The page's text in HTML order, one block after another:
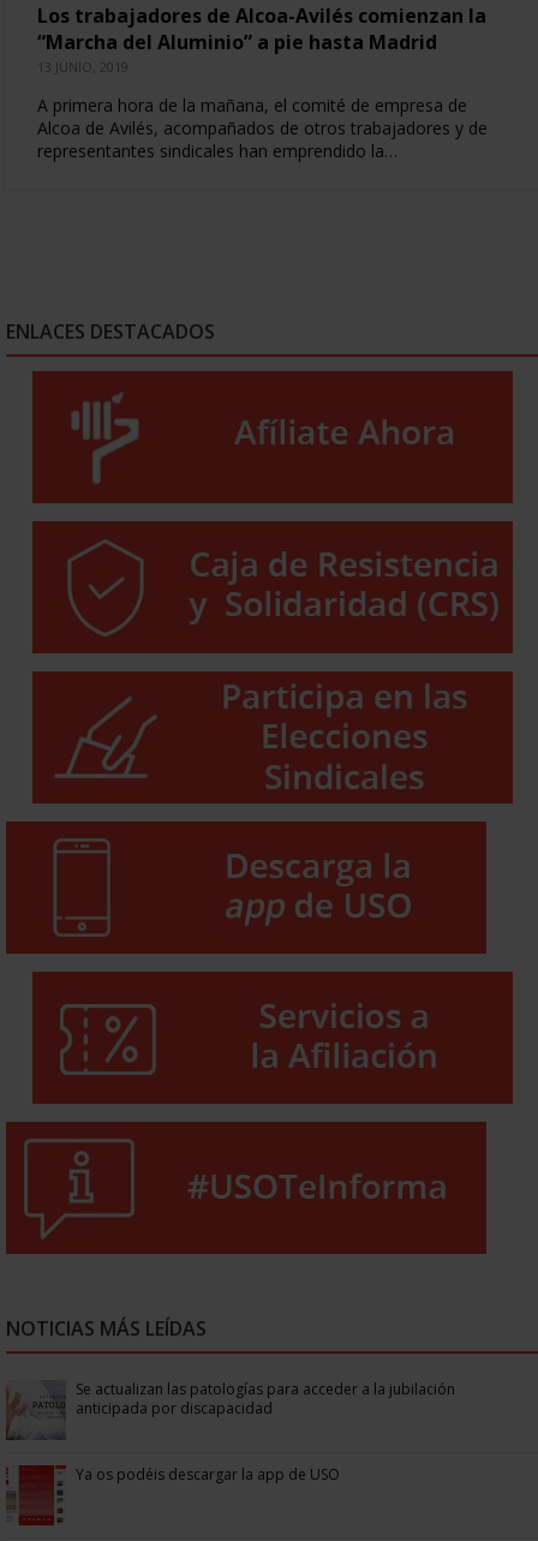
Los trabajadores de Alcoa-Avilés comienzan la
“Marcha del Aluminio” a pie hasta Madrid
13 JUNIO, 2019
A primera hora de la mañana, el comité de empresa de
Alcoa de Avilés, acompañados de otros trabajadores y de
representantes sindicales han emprendido la…
ENLACES DESTACADOS
NOTICIAS MÁS LEÍDAS
Se actualizan las patologías para acceder a la jubilación
anticipada por discapacidad
Ya os podéis descargar la app de USO